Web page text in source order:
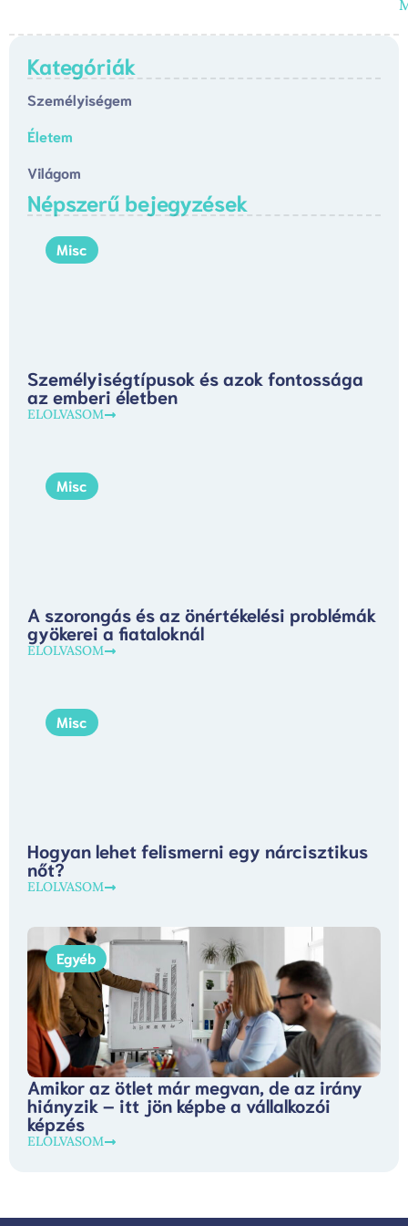
Kategóriák
Személyiségem
Életem
Világom
Népszerű bejegyzések
Misc
Személyiségtípusok és azok fontossága
az emberi életben
ELOLVASOM
Misc
A szorongás és az önértékelési problémák
gyökerei a fiataloknál
ELOLVASOM
Misc
Hogyan lehet felismerni egy nárcisztikus
nőt?
ELOLVASOM
Egyéb
Amikor az ötlet már megvan, de az irány
hiányzik – itt jön képbe a vállalkozói
képzés
ELOLVASOM